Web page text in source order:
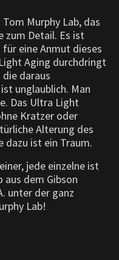
Murphy Lab, das
zum Detail. Es ist
eine Anmut dieses
Aging durchdringt
daraus
unglaublich. Man
Das Ultra Light
Kratzer oder
Alterung des
dazu ist ein Traum.
jede einzelne ist
aus dem Gibson
unter der ganz
Lab!